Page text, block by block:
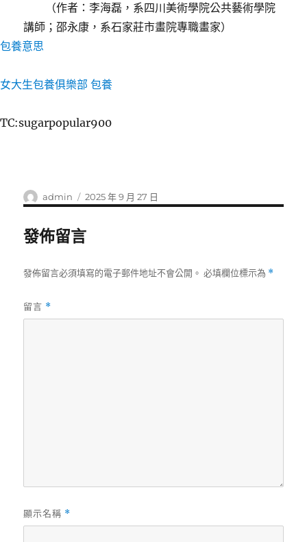
（作者：李海磊，系四川美術學院公共藝術學院
講師；邵永康，系石家莊市畫院專職畫家）
包養意思
女大生包養俱樂部 包養
TC:sugarpopular900
作
者
admin
發
佈
2025 年 9 月 27 日
發佈留言
發佈留言必須填寫的電子郵件地址不會公開。 必填欄位標示為 *
留言 *
顯示名稱 *